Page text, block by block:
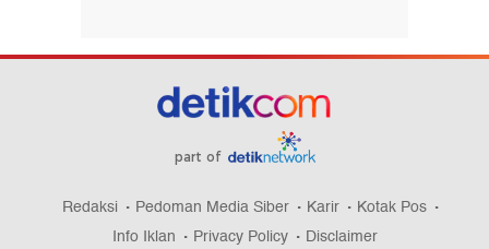
part of
Redaksi Pedoman Media Siber Karir
Kotak Pos
Info Iklan
Privacy Policy Disclaimer